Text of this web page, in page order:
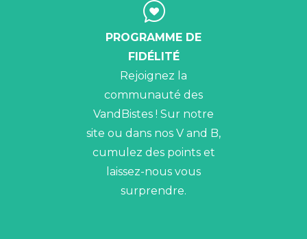
PROGRAMME DE
FIDÉLITÉ
Rejoignez la
communauté des
VandBistes ! Sur notre
site ou dans nos V and B,
cumulez des points et
laissez-nous vous
surprendre.